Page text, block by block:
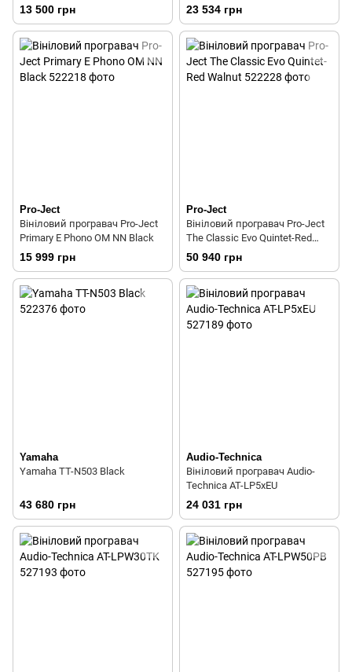
13 500 грн 23 534 грн
Pro-Ject
Вініловий програвач Pro-Ject
Primary E Phono OM NN Black
15 999 грн
Pro-Ject
Вініловий програвач Pro-Ject
The Classic Evo Quintet-Red
Walnut
50 940 грн
Yamaha
Yamaha TT-N503 Black
43 680 грн
Audio-Technica
Вініловий програвач Audio-
Technica AT-LP5xEU
24 031 грн